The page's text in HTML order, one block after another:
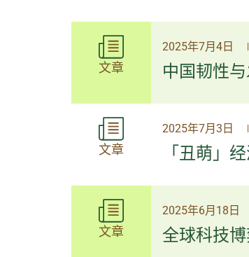
文章
2025年7月4日 |
中国韧性
文章
2025年7月3日 |
「丑萌」
文章
2025年6月18日
全球科技